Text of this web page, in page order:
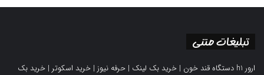
تبلیغات متنی
ارور h1 دستگاه قند خون | خرید بک لینک | حرفه نیوز | خرید اسکوتر | خرید بک